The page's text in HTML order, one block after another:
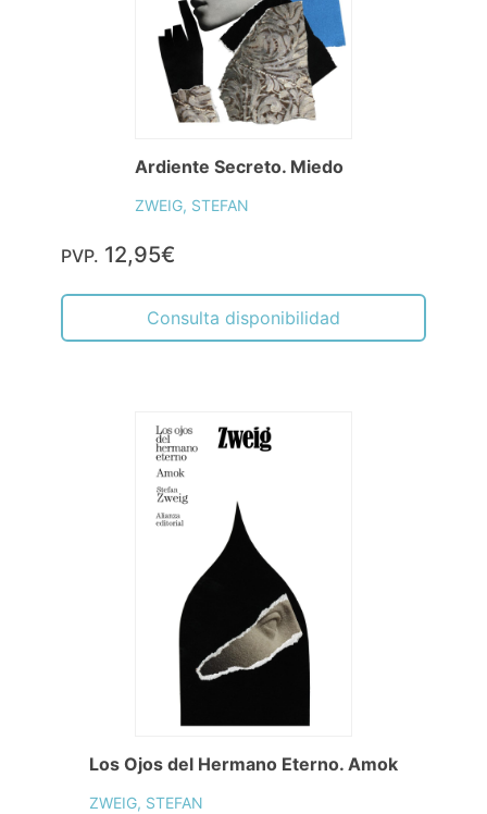
Ardiente Secreto. Miedo
ZWEIG, STEFAN
PVP. 12,95€
Consulta disponibilidad
Los Ojos del Hermano Eterno. Amok
ZWEIG, STEFAN